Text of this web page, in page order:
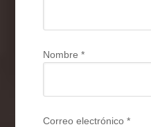
Nombre*
Correo electrónico*